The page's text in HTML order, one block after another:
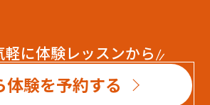
軽に体験レッスンから
体験を予約する